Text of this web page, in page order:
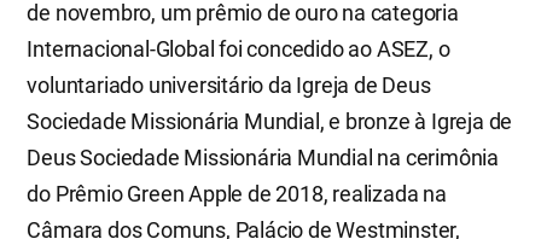
de novembro, um prêmio de ouro na categoria
Internacional-Global foi concedido ao ASEZ, o
voluntariado universitário da Igreja de Deus
Sociedade Missionária Mundial, e bronze à Igreja de
Deus Sociedade Missionária Mundial na cerimônia
do Prêmio Green Apple de 2018, realizada na
Câmara dos Comuns, Palácio de Westminster,